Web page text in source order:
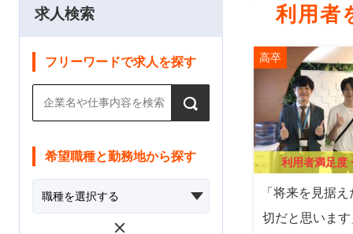
求人検索
フリーワードで求人を探す
希望職種と勤務地から探す
利用者
高卒
利用者満足度
「将来を見据
切だと思いま